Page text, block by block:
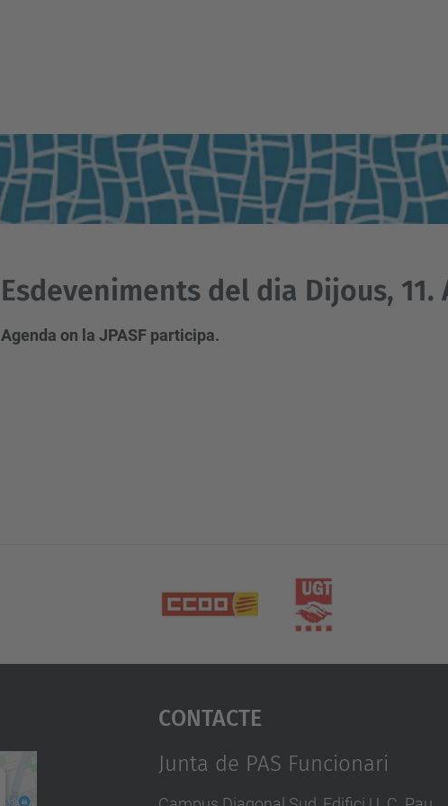
Esdeveniments del dia Dijous, 11.
Agenda on la JPASF participa.
Contacte
Junta de PAS Funcionari